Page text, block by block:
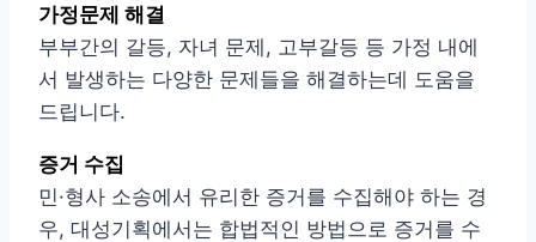
가정문제 해결
부부간의 갈등, 자녀 문제, 고부갈등 등 가정 내에
서 발생하는 다양한 문제들을 해결하는데 도움을
드립니다.
증거 수집
민·형사 소송에서 유리한 증거를 수집해야 하는 경
우, 대성기획에서는 합법적인 방법으로 증거를 수